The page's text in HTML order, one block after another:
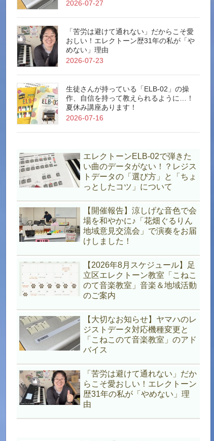
2026-07-27
「苦労は避けて通れない」だからこそ愛
おしい！エレクトーン歴31年の私が「や
めない」理由
2026-07-23
生徒さんが持っている「ELB-02」の操
作、自信を持って教えられるように…！
夏休み講座あります！
2026-07-16
エレクトーンELB-02で弾きた
い曲のデータがない！？レジス
トデータの「選び方」と「ちょ
っとしたコツ」について
【開催報告】涼しげな音色で会
場を和やかに♪「花畑ぐるりん
地域意見交流会」で演奏をお届
けしました！
【2026年8月スケジュール】足
立区エレクトーン教室「こねこ
のて音楽教室」音楽＆地域活動
のご案内
【大切なお知らせ】ヤマハのレ
ジストデータ対応機種変更と
「こねこのて音楽教室」のアド
バイス
「苦労は避けて通れない」だか
らこそ愛おしい！エレクトーン
歴31年の私が「やめない」理
由